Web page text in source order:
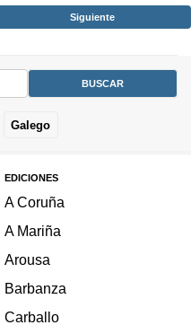
Siguiente
Galego
EDICIONES
A Coruña
A Mariña
Arousa
Barbanza
Carballo